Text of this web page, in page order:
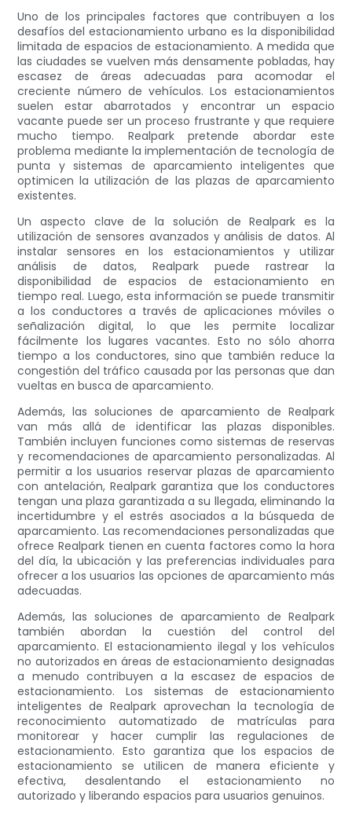
Uno de los principales factores que contribuyen a los
desafíos del estacionamiento urbano es la disponibilidad
limitada de espacios de estacionamiento. A medida que
las ciudades se vuelven más densamente pobladas, hay
escasez de áreas adecuadas para acomodar el
creciente número de vehículos. Los estacionamientos
suelen estar abarrotados y encontrar un espacio
vacante puede ser un proceso frustrante y que requiere
mucho tiempo. Realpark pretende abordar este
problema mediante la implementación de tecnología de
punta y sistemas de aparcamiento inteligentes que
optimicen la utilización de las plazas de aparcamiento
existentes.
Un aspecto clave de la solución de Realpark es la
utilización de sensores avanzados y análisis de datos. Al
instalar sensores en los estacionamientos y utilizar
análisis de datos, Realpark puede rastrear la
disponibilidad de espacios de estacionamiento en
tiempo real. Luego, esta información se puede transmitir
a los conductores a través de aplicaciones móviles o
señalización digital, lo que les permite localizar
fácilmente los lugares vacantes. Esto no sólo ahorra
tiempo a los conductores, sino que también reduce la
congestión del tráfico causada por las personas que dan
vueltas en busca de aparcamiento.
Además, las soluciones de aparcamiento de Realpark
van más allá de identificar las plazas disponibles.
También incluyen funciones como sistemas de reservas
y recomendaciones de aparcamiento personalizadas. Al
permitir a los usuarios reservar plazas de aparcamiento
con antelación, Realpark garantiza que los conductores
tengan una plaza garantizada a su llegada, eliminando la
incertidumbre y el estrés asociados a la búsqueda de
aparcamiento. Las recomendaciones personalizadas que
ofrece Realpark tienen en cuenta factores como la hora
del día, la ubicación y las preferencias individuales para
ofrecer a los usuarios las opciones de aparcamiento más
adecuadas.
Además, las soluciones de aparcamiento de Realpark
también abordan la cuestión del control del
aparcamiento. El estacionamiento ilegal y los vehículos
no autorizados en áreas de estacionamiento designadas
a menudo contribuyen a la escasez de espacios de
estacionamiento. Los sistemas de estacionamiento
inteligentes de Realpark aprovechan la tecnología de
reconocimiento automatizado de matrículas para
monitorear y hacer cumplir las regulaciones de
estacionamiento. Esto garantiza que los espacios de
estacionamiento se utilicen de manera eficiente y
efectiva, desalentando el estacionamiento no
autorizado y liberando espacios para usuarios genuinos.